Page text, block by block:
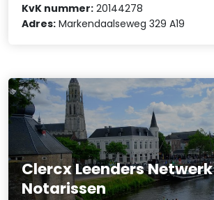
KvK nummer: 20144278
Adres: Markendaalseweg 329 A19
Clercx Leenders Netwerk
Notarissen